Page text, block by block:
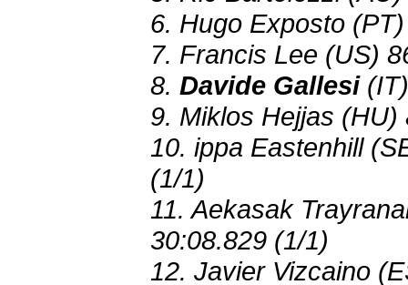
6. Hugo Exposto
7. Francis Lee (US)
8. Davide Gallesi(IT)
9. Miklos Hejjas
10. ippa Eastenhill
(1/1)
11. Aekasak
30:08.829 (1/1)
12. Javier Vizcaino